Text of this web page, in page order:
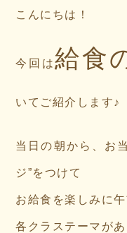
こんにちは！
今回は給食
いてご紹介します♪
当日の朝から、お
ジ”をつけて
お給食を楽しみに
各クラステーマが